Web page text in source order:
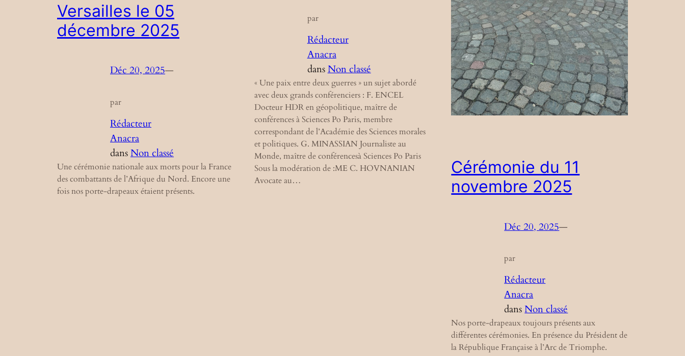
Versailles le 05
décembre 2025
Déc 20, 2025—
par
Rédacteur
Anacra
dansNon classé
Une cérémonie nationale aux morts pour la France
des combattants de l’Afrique du Nord. Encore une
fois nos porte-drapeaux étaient présents.
par
Rédacteur
Anacra
dansNon classé
« Une paix entre deux guerres » un sujet abordé
avec deux grands conférenciers : F. ENCEL
Docteur HDR en géopolitique, maître de
conférences à Sciences Po Paris, membre
correspondant de l’Académie des Sciences morales
et politiques. G. MINASSIAN Journaliste au
Monde, maître de conférencesà Sciences Po Paris
Sous la modération de :ME C. HOVNANIAN
Avocate au…
Cérémonie du 11
novembre 2025
Déc 20, 2025—
par
Rédacteur
Anacra
dansNon classé
Nos porte-drapeaux toujours présents aux
différentes cérémonies. En présence du Président de
la République Française à l’Arc de Triomphe.